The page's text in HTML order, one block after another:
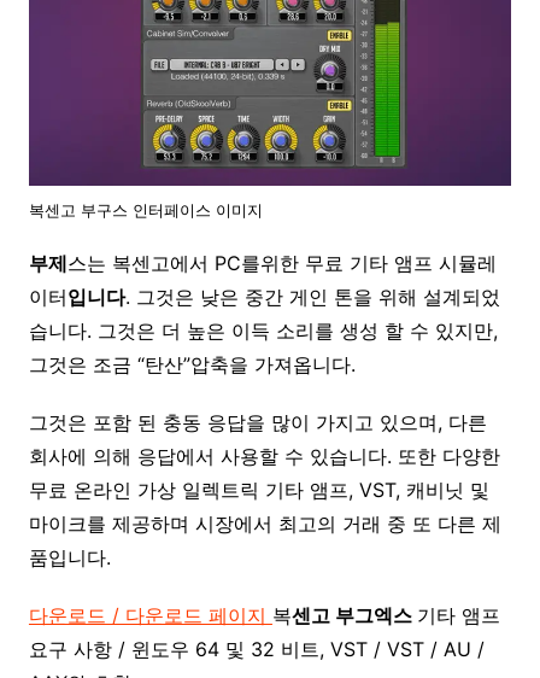
복센고 부구스 인터페이스 이미지
부제스는 복센고에서 PC를위한 무료 기타 앰프 시뮬레
이터입니다. 그것은 낮은 중간 게인 톤을 위해 설계되었
습니다. 그것은 더 높은 이득 소리를 생성 할 수 있지만,
그것은 조금 “탄산”압축을 가져옵니다.
그것은 포함 된 충동 응답을 많이 가지고 있으며, 다른
회사에 의해 응답에서 사용할 수 있습니다. 또한 다양한
무료 온라인 가상 일렉트릭 기타 앰프, VST, 캐비닛 및
마이크를 제공하며 시장에서 최고의 거래 중 또 다른 제
품입니다.
다운로드 / 다운로드 페이지 복센고 부그엑스 기타 앰프
요구 사항 / 윈도우 64 및 32 비트, VST / VST / AU /